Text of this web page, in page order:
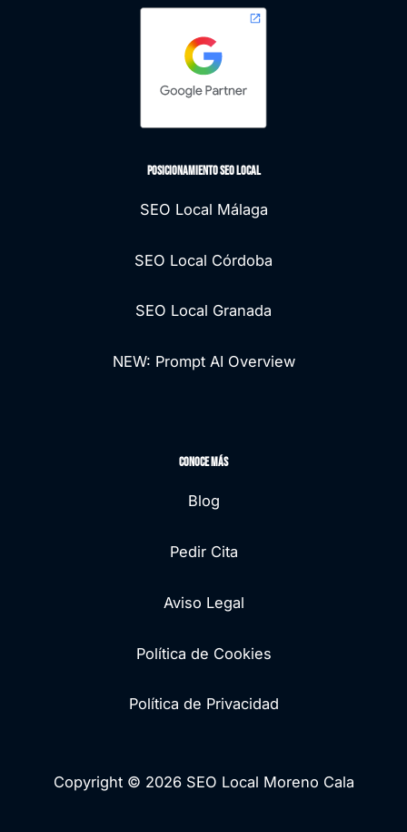
Posicionamiento seo local
SEO Local Málaga
SEO Local Córdoba
SEO Local Granada
NEW: Prompt AI Overview
Conoce más
Blog
Pedir Cita
Aviso Legal
Política de Cookies
Política de Privacidad
Copyright © 2026 SEO Local Moreno Cala